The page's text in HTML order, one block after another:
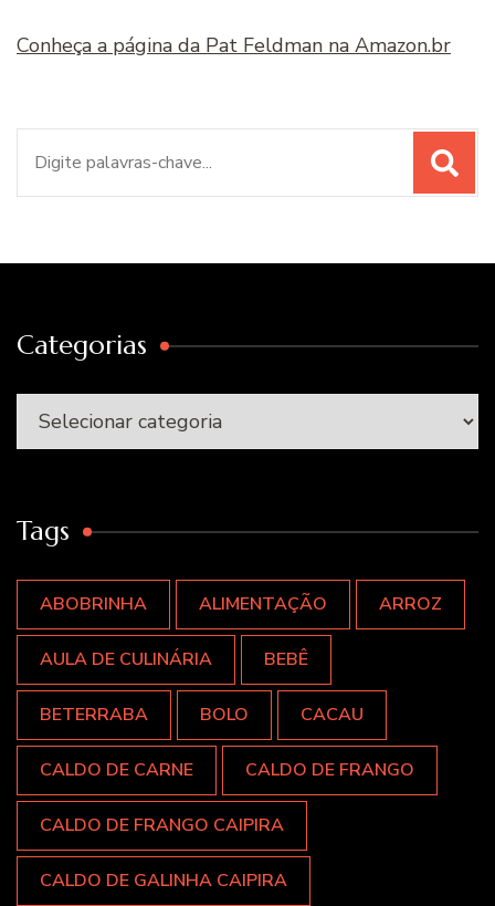
Conheça a página da Pat Feldman na Amazon.br
Categorias
Categorias
Tags
ABOBRINHA ALIMENTAÇÃO ARROZ
AULA DE CULINÁRIA BEBÊ
BETERRABA BOLO CACAU
CALDO DE CARNE CALDO DE FRANGO
CALDO DE FRANGO CAIPIRA
CALDO DE GALINHA CAIPIRA